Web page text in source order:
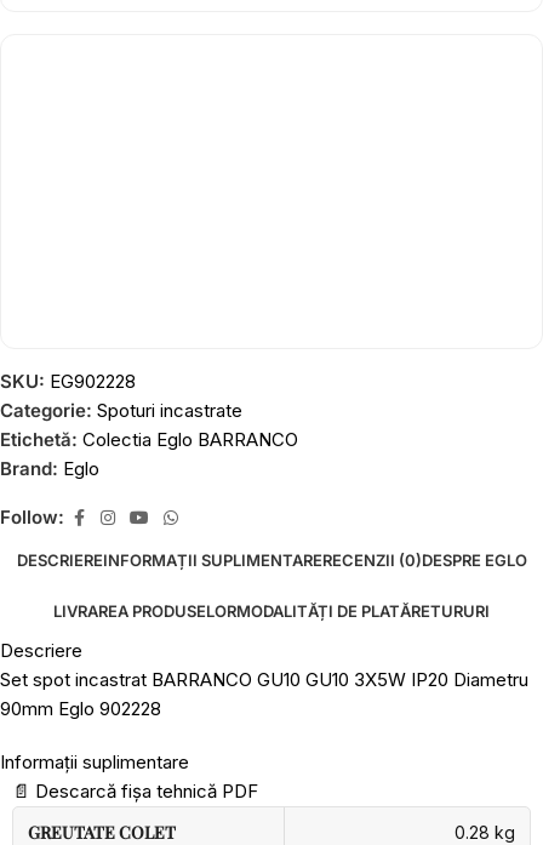
SKU: EG902228
Categorie: Spoturi incastrate
Etichetă: Colectia Eglo BARRANCO
Brand: Eglo
Follow:
DESCRIEREINFORMAȚII SUPLIMENTARERECENZII (0)DESPRE EGLO
LIVRAREA PRODUSELORMODALITĂȚI DE PLATĂRETURURI
Descriere
Set spot incastrat BARRANCO GU10 GU10 3X5W IP20 Diametru
90mm Eglo 902228
Informații suplimentare
📄 Descarcă fișa tehnică PDF
GREUTATE COLET
0.28 kg